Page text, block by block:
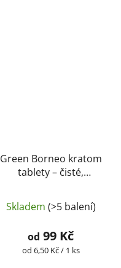
Green Borneo kratom
tablety – čisté,
testované |
GreenGuru
Skladem (>5 balení)
od 99 Kč
Měrná
od 6,50 Kč / 1 ks